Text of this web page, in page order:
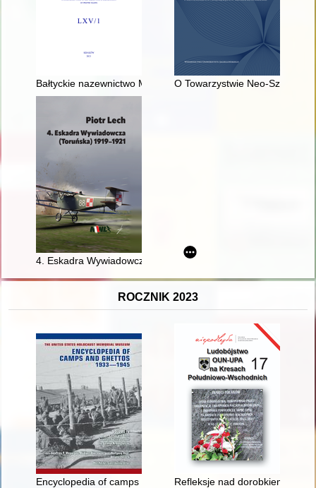
Bałtyckie nazewnictwo MazowszaO Towarzystwie Neo-
4. Eskadra Wywiadowcza (Toruńska) 1919-1921
ROCZNIK 2023
Encyclopedia of camps and ghettos, 1933-1945. Vol. 4,
Refleksje nad dorobkiem